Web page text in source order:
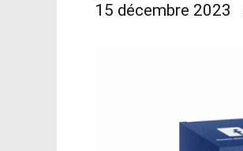
15 décembre 2023